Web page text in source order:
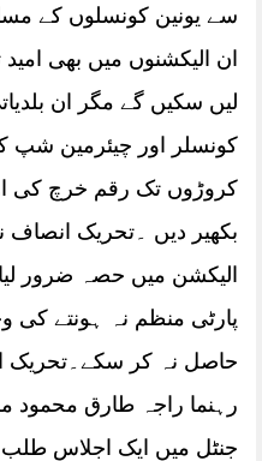
سے یونین کونسلوں کے
ان الیکشنوں میں بھی
لیں سکیں گے مگر ان
کونسلر اور چیئرمین شپ
کروڑوں تک رقم خرچ کی
بکھیر دیں ۔تحریک انصاف
الیکشن میں حصہ ضرور
پارٹی منظم نہ ہونتے کی
رہنما راجہ طارق محمود
جنٹل میں ایک اجلاس